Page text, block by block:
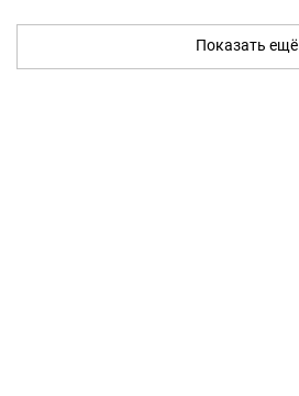
Показать ещё